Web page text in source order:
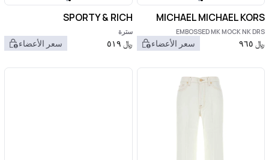
MICHAEL MICHAEL KORS
EMBOSSED MK MOCK NK DRS
﷼ ٩٦٥ سعر الأعضاء
SPORTY & RICH
سترة
﷼ ٥١٩ سعر الأعضاء